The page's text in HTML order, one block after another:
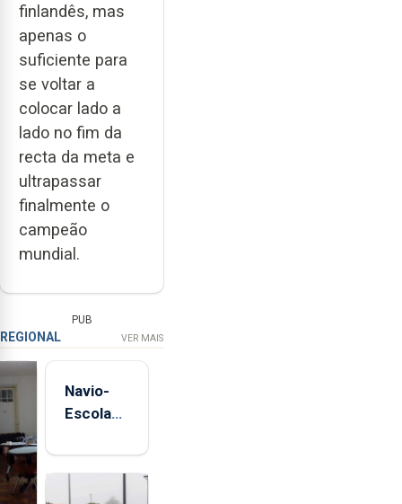
finlandês, mas
apenas o
suficiente para
se voltar a
colocar lado a
lado no fim da
recta da meta e
ultrapassar
finalmente o
campeão
mundial.
PUB
REGIONAL VER MAIS
Navio-
Escola
está de